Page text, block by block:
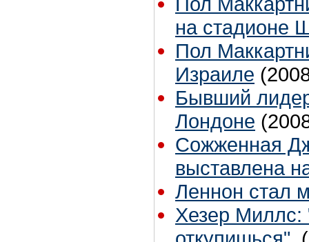
на стадионе
Пол
Израиле
Бывший
Лондоне
Сожженная
выставлена
Леннон стал
Хезер Миллс: